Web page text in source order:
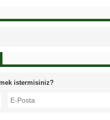
istermisiniz?